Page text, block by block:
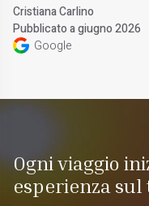
Cristiana Carlino
Pubblicato a giugno 2026
Google
Ogni viaggio
esperienza